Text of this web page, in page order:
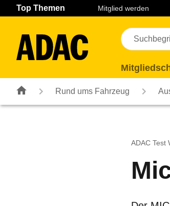
Navigation Seiteninhalt Fußzeile
Top Themen Mitglied werden
Rund ums Fahrzeug
ADAC Test